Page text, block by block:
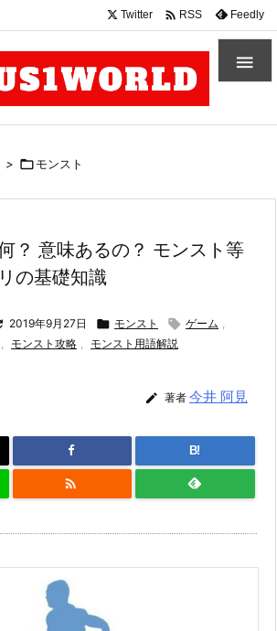

Twitter  RSS Feedly
> モンスト
？ 意味あるの？ モンスト等
の基礎知識
2019年9月27日  モンスト  ゲーム ,
, モンスト攻略 , モンスト用語解説
 著者 今井 阿見
B!
